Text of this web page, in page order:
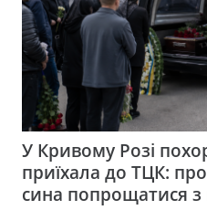
У Кривому Розі
приїхала до ТЦК:
сина попрощатися з